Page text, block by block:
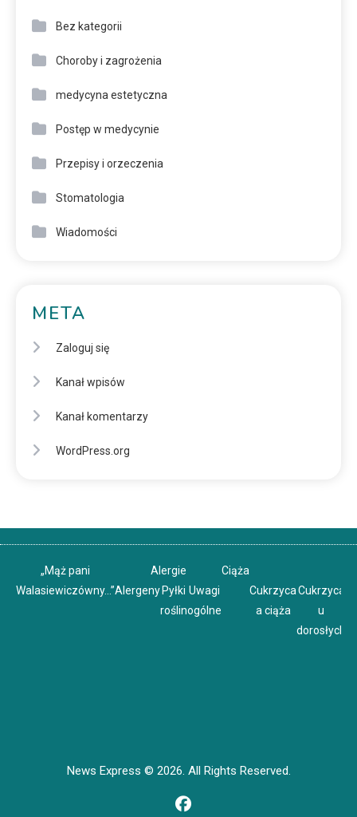
Bez kategorii
Choroby i zagrożenia
medycyna estetyczna
Postęp w medycynie
Przepisy i orzeczenia
Stomatologia
Wiadomości
META
Zaloguj się
Kanał wpisów
Kanał komentarzy
WordPress.org
„Mąż pani
Walasiewiczówny…”
Alergie
Alergeny Pyłki
roślin
Uwagi
ogólne
Ciąża
Cukrzyca
a ciąża
Cukrzyca
u
dorosłych
News Express © 2026. All Rights Reserved.